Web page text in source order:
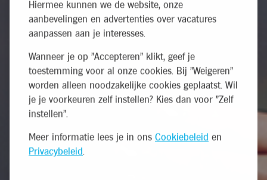
Hiermee kunnen we de website, onze
aanbevelingen en advertenties over vacatures
aanpassen aan je interesses.
Wanneer je op "Accepteren" klikt, geef je
toestemming voor al onze cookies. Bij "Weigeren"
worden alleen noodzakelijke cookies geplaatst. Wil
je je voorkeuren zelf instellen? Kies dan voor "Zelf
instellen".
Meer informatie lees je in ons Cookiebeleid en
Privacybeleid.